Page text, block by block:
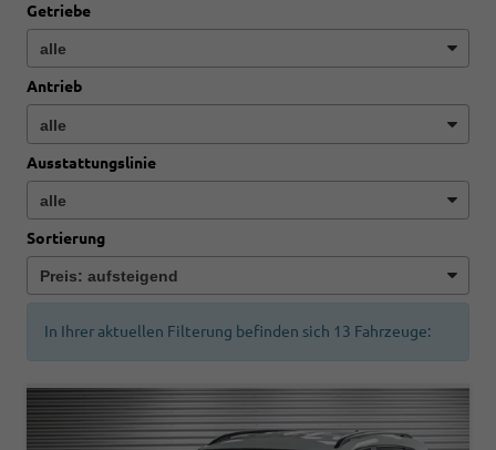
Getriebe
Antrieb
Ausstattungslinie
Sortierung
In Ihrer aktuellen Filterung befinden sich 13 Fahrzeuge: